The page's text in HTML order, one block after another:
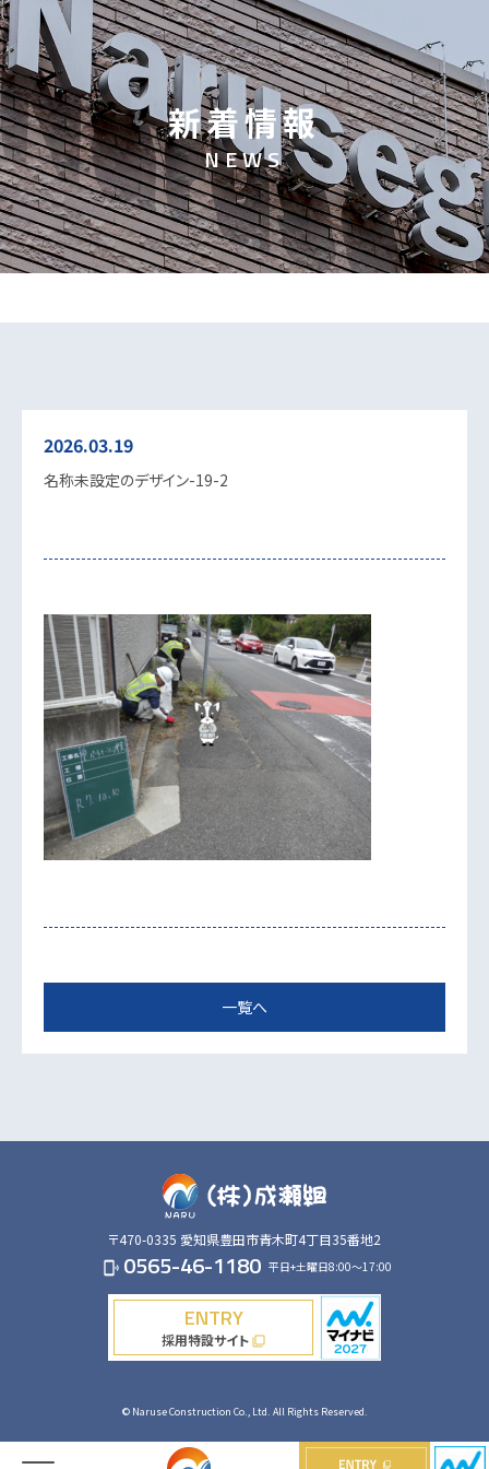
新着情報
NEWS
2026.03.19
名称未設定のデザイン-19-2
一覧へ
〒470-0335 愛知県豊田市青木町4丁目35番地2
phonelink_ring 0565-46-1180 平日+土曜日8:00～17:00
ENTRY
採用特設サイトfilter_none
© Naruse Construction Co., Ltd. All Rights Reserved.